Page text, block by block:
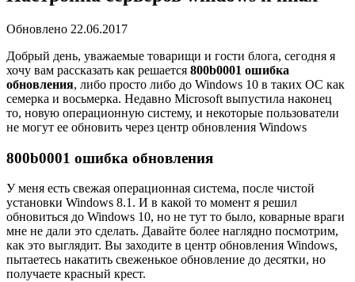
Обновлено 22.06.2017
Добрый день, уважаемые товарищи и гости блога, сегодня я
хочу вам рассказать как решается 800b0001 ошибка
обновления, либо просто либо до Windows 10 в таких ОС как
семерка и восьмерка. Недавно Microsoft выпустила наконец
то, новую операционную систему, и некоторые пользователи
не могут ее обновить через центр обновления Windows
800b0001 ошибка обновления
У меня есть свежая операционная система, после чистой
установки Windows 8.1. И в какой то момент я решил
обновиться до Windows 10, но не тут то было, коварные враги
мне не дали это сделать. Давайте более наглядно посмотрим,
как это выглядит. Вы заходите в центр обновления Windows,
пытаетесь накатить свеженькое обновление до десятки, но
получаете красный крест.